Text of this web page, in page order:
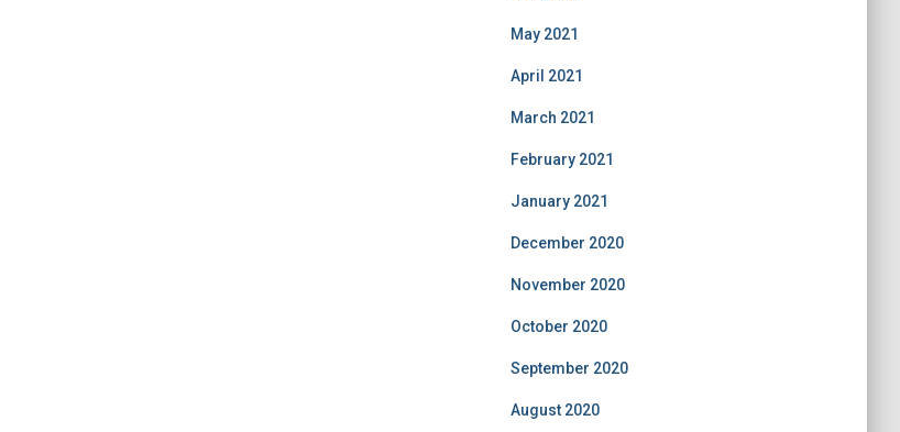
May 2021
April 2021
March 2021
February 2021
January 2021
December 2020
November 2020
October 2020
September 2020
August 2020